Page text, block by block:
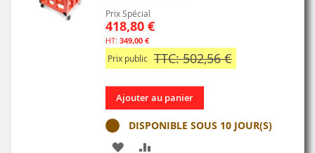
Prix Spécial
418,80 €
349,00 €
Prix public TTC: 502,56 €
Ajouter au panier
DISPONIBLE SOUS 10 JOUR(S)
AJOUTER